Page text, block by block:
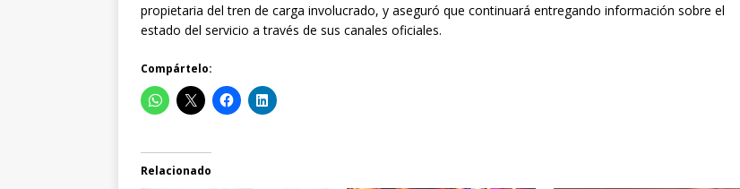
propietaria del tren de carga involucrado, y aseguró que continuará entregando información sobre el
estado del servicio a través de sus canales oficiales.
Compártelo:
Relacionado